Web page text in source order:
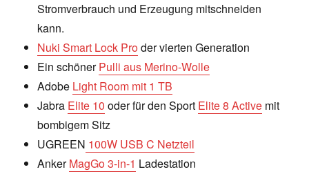
Stromverbrauch und Erzeugung mitschneiden
kann.
Nuki Smart Lock Proder vierten Generation
Ein schönerPulli aus Merino-Wolle
Adobe Light Room mit 1 TB
Jabra Elite 10 oder für den Sport Elite 8 Active mit
bombigem Sitz
UGREEN 100W USB C Netzteil
AnkerMagGo 3-in-1 Ladestation